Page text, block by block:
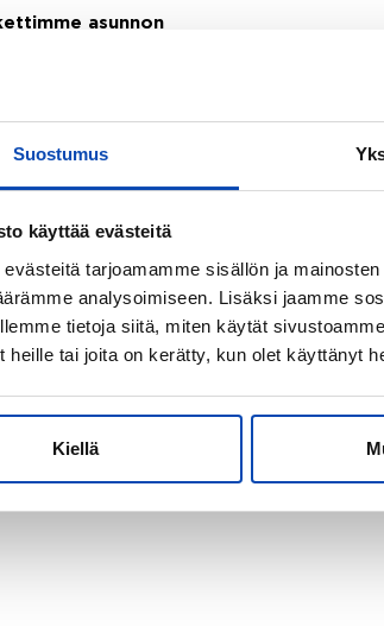
Suostumus
käyttää evästeitä
evästeitä tarjoamamme sisällön ja
analysoimiseen. Lisäksi jaamme
tietoja siitä, miten käytät
heille tai joita on kerätty, kun olet käyttänyt
Kiellä
asunnon
ja etsimme juuri sinulle
nähdä vaivaa sen
puolestasi.
sopii myös esimerkiksi sijoitus-